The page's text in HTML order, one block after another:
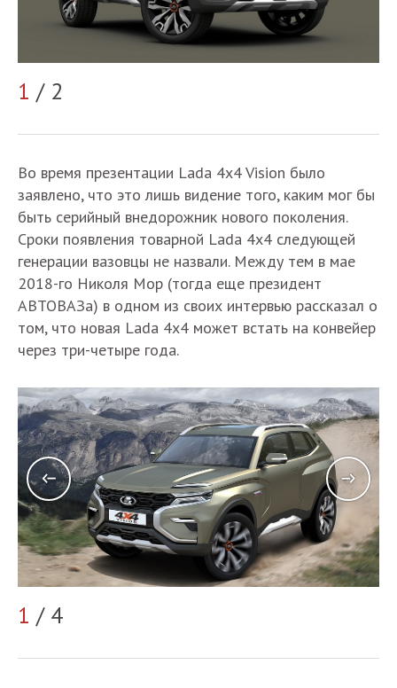
1 / 2
Во время презентации Lada 4x4 Vision было
заявлено, что это лишь видение того, каким мог бы
быть серийный внедорожник нового поколения.
Сроки появления товарной Lada 4x4 следующей
генерации вазовцы не назвали. Между тем в мае
2018-го Николя Мор (тогда еще президент
АВТОВАЗа) в одном из своих интервью рассказал о
том, что новая Lada 4x4 может встать на конвейер
через три-четыре года.
1 / 4